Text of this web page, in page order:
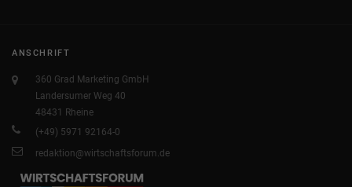
ANSCHRIFT
360 Grad Marketing GmbH
Landersumer Weg 40
48431 Rheine
(+49) 5971 92164-0
redaktion@wirtschaftsforum.de